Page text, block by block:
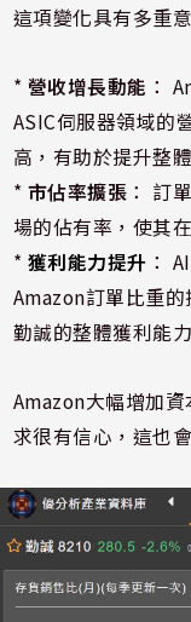
這項變化具有多重意
* 營收增長動能 ：
ASIC伺服器領域的
高，有助於提升整
* 市佔率擴張 ： 訂
場的佔有率，使其
* 獲利能力提升 ：
Amazon訂單比重
勤誠的整體獲利能力
Amazon大幅增加
求很有信心，這也